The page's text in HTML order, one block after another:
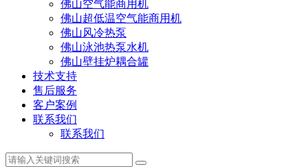
佛山空气能商用机
佛山超低温空气能商用机
佛山风冷热泵
佛山泳池热泵水机
佛山壁挂炉耦合罐
技术支持
售后服务
客户案例
联系我们
联系我们